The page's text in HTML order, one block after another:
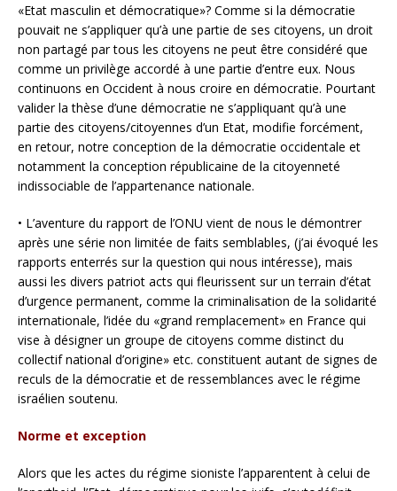
«Etat masculin et démocratique»? Comme si la démocratie
pouvait ne s’appliquer qu’à une partie de ses citoyens, un droit
non partagé par tous les citoyens ne peut être considéré que
comme un privilège accordé à une partie d’entre eux. Nous
continuons en Occident à nous croire en démocratie. Pourtant
valider la thèse d’une démocratie ne s’appliquant qu’à une
partie des citoyens/citoyennes d’un Etat, modifie forcément,
en retour, notre conception de la démocratie occidentale et
notamment la conception républicaine de la citoyenneté
indissociable de l’appartenance nationale.
• L’aventure du rapport de l’ONU vient de nous le démontrer
après une série non limitée de faits semblables, (j’ai évoqué les
rapports enterrés sur la question qui nous intéresse), mais
aussi les divers patriot acts qui fleurissent sur un terrain d’état
d’urgence permanent, comme la criminalisation de la solidarité
internationale, l’idée du «grand remplacement» en France qui
vise à désigner un groupe de citoyens comme distinct du
collectif national d’origine» etc. constituent autant de signes de
reculs de la démocratie et de ressemblances avec le régime
israélien soutenu.
Norme et exception
Alors que les actes du régime sioniste l’apparentent à celui de